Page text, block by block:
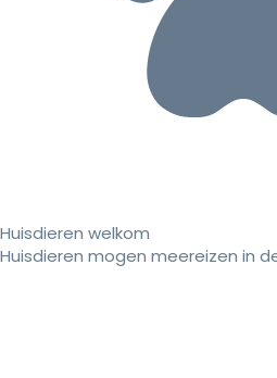
Huisdieren welkom
Huisdieren mogen meereizen in